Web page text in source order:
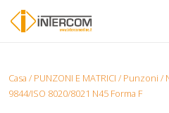
Casa / PUNZONI E MATRICI / Punzoni /
9844/ISO 8020/8021 N45 Forma F